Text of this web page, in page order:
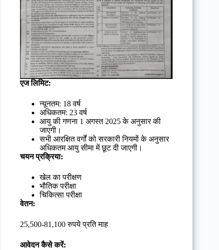
एज लिमिट:
न्यूनतम: 18 वर्ष
अधिकतम: 23 वर्ष
आयु की गणना 1 अगस्त 2025 के अनुसार की
जाएगी।
सभी आरक्षित वर्गों को सरकारी नियमों के अनुसार
अधिकतम आयु सीमा में छूट दी जाएगी।
चयन प्रक्रिया:
खेल का परीक्षण
भौतिक परीक्षा
चिकित्सा परीक्षा
वेतन:
25,500-81,100 रुपये प्रति माह
आवेदन कैसे करें: